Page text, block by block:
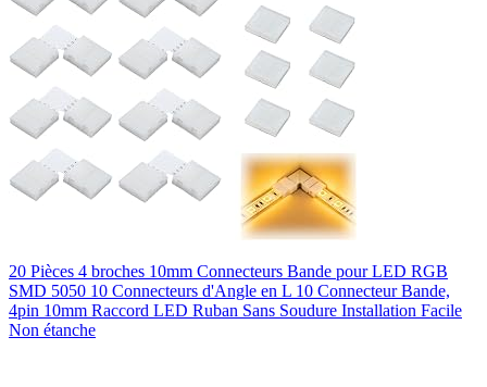
20 Pièces 4 broches 10mm Connecteurs Bande pour LED RGB
SMD 5050 10 Connecteurs d'Angle en L 10 Connecteur Bande,
4pin 10mm Raccord LED Ruban Sans Soudure Installation Facile
Non étanche